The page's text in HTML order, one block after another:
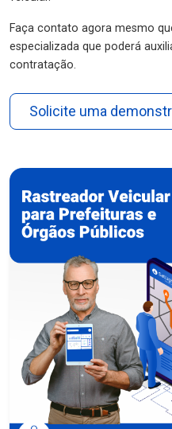
Faça contato agora mesmo
especializada que poderá
contratação.
Solicite uma